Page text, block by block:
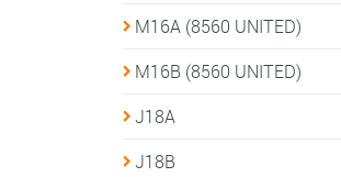
M16A (8560 UNITED)
M16B (8560 UNITED)
J18A
J18B